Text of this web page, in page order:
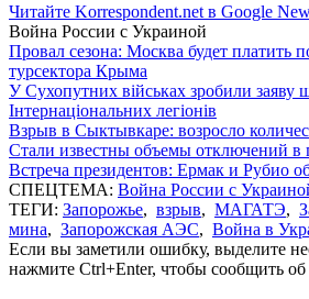
Читайте Korrespondent.net в Google
Война России с Украиной
Провал сезона: Москва будет платить
турсектора Крыма
У Сухопутних військах зробили заяву
Інтернаціональних легіонів
Взрыв в Сыктывкаре: возросло
Стали известны объемы отключений в
Встреча президентов: Ермак и Рубио
СПЕЦТЕМА: Война России с
ТЕГИ: Запорожье, взрыв, МАГАТЭ,
мина, Запорожская АЭС, Война в
Если вы заметили ошибку, выделите
нажмите Ctrl+Enter, чтобы сообщить об